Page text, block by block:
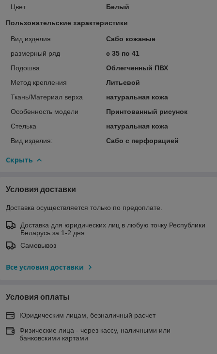
Цвет Белый
Пользовательские характеристики
Вид изделия
Сабо кожаные
размерный ряд
с 35 по 41
Подошва
Облегченный ПВХ
Метод крепления
Литьевой
Ткань/Материал верха
натуральная кожа
Особенность модели
Принтованный рисунок
Стелька
натуральная кожа
Вид изделия:
Сабо с перфорацией
Скрыть
Условия доставки
Доставка осуществляется только по предоплате.
Доставка для юридических лиц в любую точку Республики
Беларусь за 1-2 дня
Самовывоз
Все условия доставки
Условия оплаты
Юридическим лицам, безналичный расчет
Физические лица - через кассу, наличными или
банковскими картами